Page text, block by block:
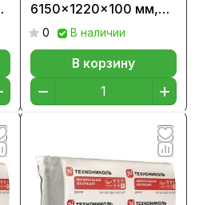
6150x1220x100 мм,
11,5 кг/м3 (0,7503м3)
0 В наличии
В корзину